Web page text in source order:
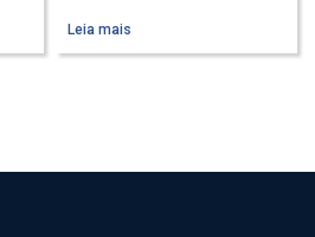
Leia mais